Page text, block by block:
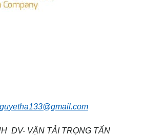
DV- VẬN TẢI TRỌNG TẤN